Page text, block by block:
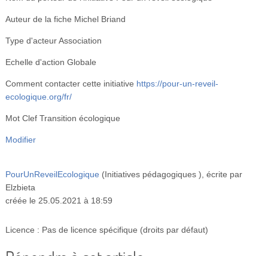
Auteur de la fiche Michel Briand
Type d'acteurAssociation
Echelle d'action Globale
Comment contacter cette initiative https://pour-un-reveil-
ecologique.org/fr/
Mot Clef Transition écologique
Modifier
PourUnReveilEcologique (Initiatives pédagogiques ) , écrite par
Elzbieta
créée le 25.05.2021 à 18:59
Licence : Pas de licence spécifique (droits par défaut)